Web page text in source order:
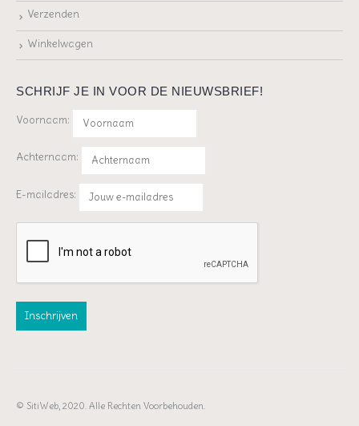
Verzenden
Winkelwagen
SCHRIJF JE IN VOOR DE NIEUWSBRIEF!
Voornaam:
Achternaam:
E-mailadres:
© SitiWeb, 2020. Alle Rechten Voorbehouden.